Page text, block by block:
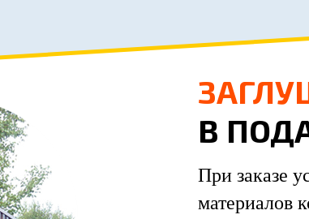
В
При заказе
материалов